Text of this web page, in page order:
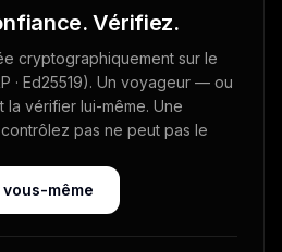
Vérifiez.
cryptographiquement sur le
· Ed25519). Un voyageur — ou
vérifier lui-même. Une
pas ne peut pas le
même